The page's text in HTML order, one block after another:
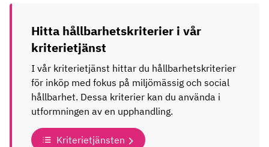
Hitta hållbarhetskriterier i vår
kriterietjänst
I vår kriterietjänst hittar du hållbarhetskriterier
för inköp med fokus på miljömässig och social
hållbarhet. Dessa kriterier kan du använda i
utformningen av en upphandling.
Kriterietjänsten